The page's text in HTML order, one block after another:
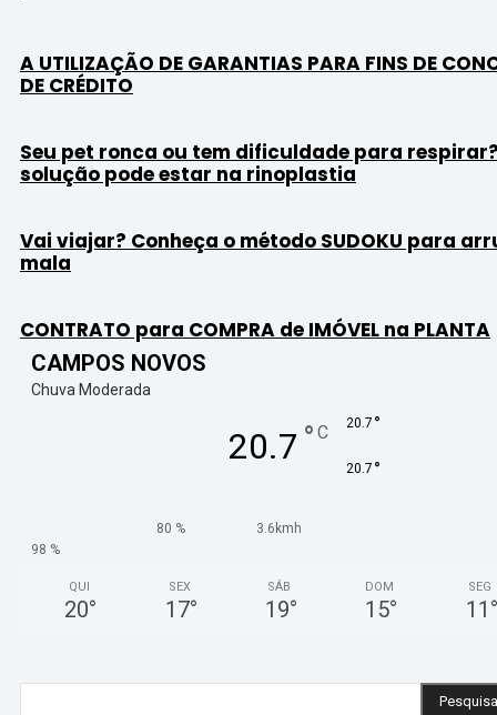
A UTILIZAÇÃO DE GARANTIAS PARA FINS DE
DE CRÉDITO
Seu pet ronca ou tem dificuldade para
solução pode estar na rinoplastia
Vai viajar? Conheça o método SUDOKU para
mala
CONTRATO para COMPRA de IMÓVEL na PLANTA
CAMPOS NOVOS
Chuva Moderada
20.7 ° C 20.7 °
20.7 °
80 %
3.6kmh
98 %
QUI
20°
SEX
17°
SÁB
19°
DOM
15°
SEG
11 °